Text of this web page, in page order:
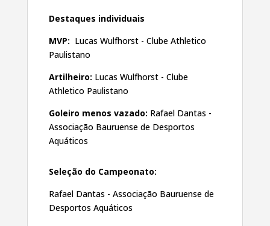
Destaques individuais
MVP: Lucas Wulfhorst - Clube Athletico
Paulistano
Artilheiro: Lucas Wulfhorst - Clube
Athletico Paulistano
Goleiro menos vazado: Rafael Dantas -
Associação Bauruense de Desportos
Aquáticos
Seleção do Campeonato:
Rafael Dantas - Associação Bauruense de
Desportos Aquáticos